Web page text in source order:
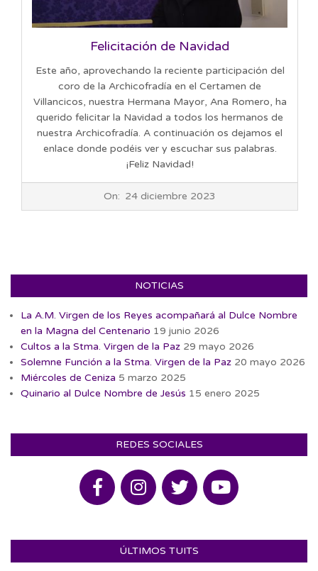
Felicitación de Navidad
Este año, aprovechando la reciente participación del
coro de la Archicofradía en el Certamen de
Villancicos, nuestra Hermana Mayor, Ana Romero, ha
querido felicitar la Navidad a todos los hermanos de
nuestra Archicofradía. A continuación os dejamos el
enlace donde podéis ver y escuchar sus palabras.
¡Feliz Navidad!
On: 24 diciembre 2023
NOTICIAS
La A.M. Virgen de los Reyes acompañará al Dulce Nombre
en la Magna del Centenario 19 junio 2026
Cultos a la Stma. Virgen de la Paz 29 mayo 2026
Solemne Función a la Stma. Virgen de la Paz 20 mayo 2026
Miércoles de Ceniza 5 marzo 2025
Quinario al Dulce Nombre de Jesús 15 enero 2025
REDES SOCIALES
ÚLTIMOS TUITS